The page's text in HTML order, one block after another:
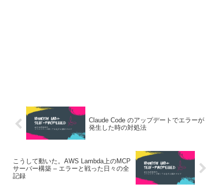
Claude Code のアップデートでエラーが
発生した時の対処法
こうして動いた。AWS Lambda上のMCP
サーバー構築 – エラーと戦った日々の全
記録